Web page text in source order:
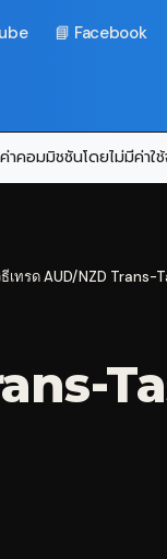
📘 Facebook
คอมมิชชันโดยไม่มีค่าใ
ธีเทรด AUD/NZD